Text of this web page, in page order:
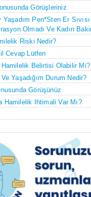
Görüşleriniz
Pen*sten Er
Olmadı Ve Kadın
Riski Nedir?
Cevap Lütfen
Hamilelik Belirtisi Olabilir Mi?
Yaşadığım Durum Nedir?
Görüşünüz
Hamilelik Ihtimali Var Mı?